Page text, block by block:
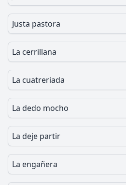
Justa pastora
La cerrillana
La cuatreriada
La dedo mocho
La deje partir
La engañera